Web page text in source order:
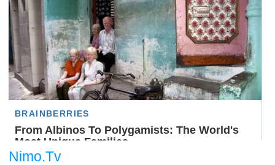
Nimo.Tv